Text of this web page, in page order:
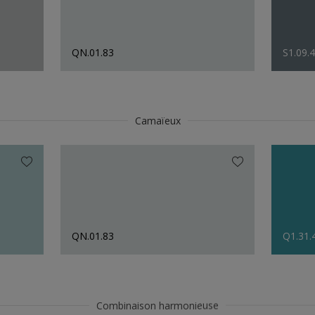
QN.01.83
Camaïeux
QN.01.83
Combinaison harmonieuse